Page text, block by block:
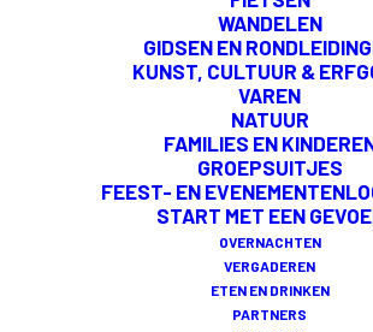
WANDELEN
GIDSEN EN
KUNST, CULTUUR &
VAREN
NATUUR
FAMILIES EN
GROEPSUITJES
FEEST- EN
START MET EEN
OVERNACHTEN
VERGADEREN
ETEN EN DRINKEN
PARTNERS
je kunt het ook proeven. In het
groene polderlandschap zijn
dagelijks bezig om de mooiste
streekproducten te maken.
buurt (dus korte ketens), vaak
met aandacht voor het welzijn
dieren. En ouderwets vol van
het bedoeld is. Daarin herken je